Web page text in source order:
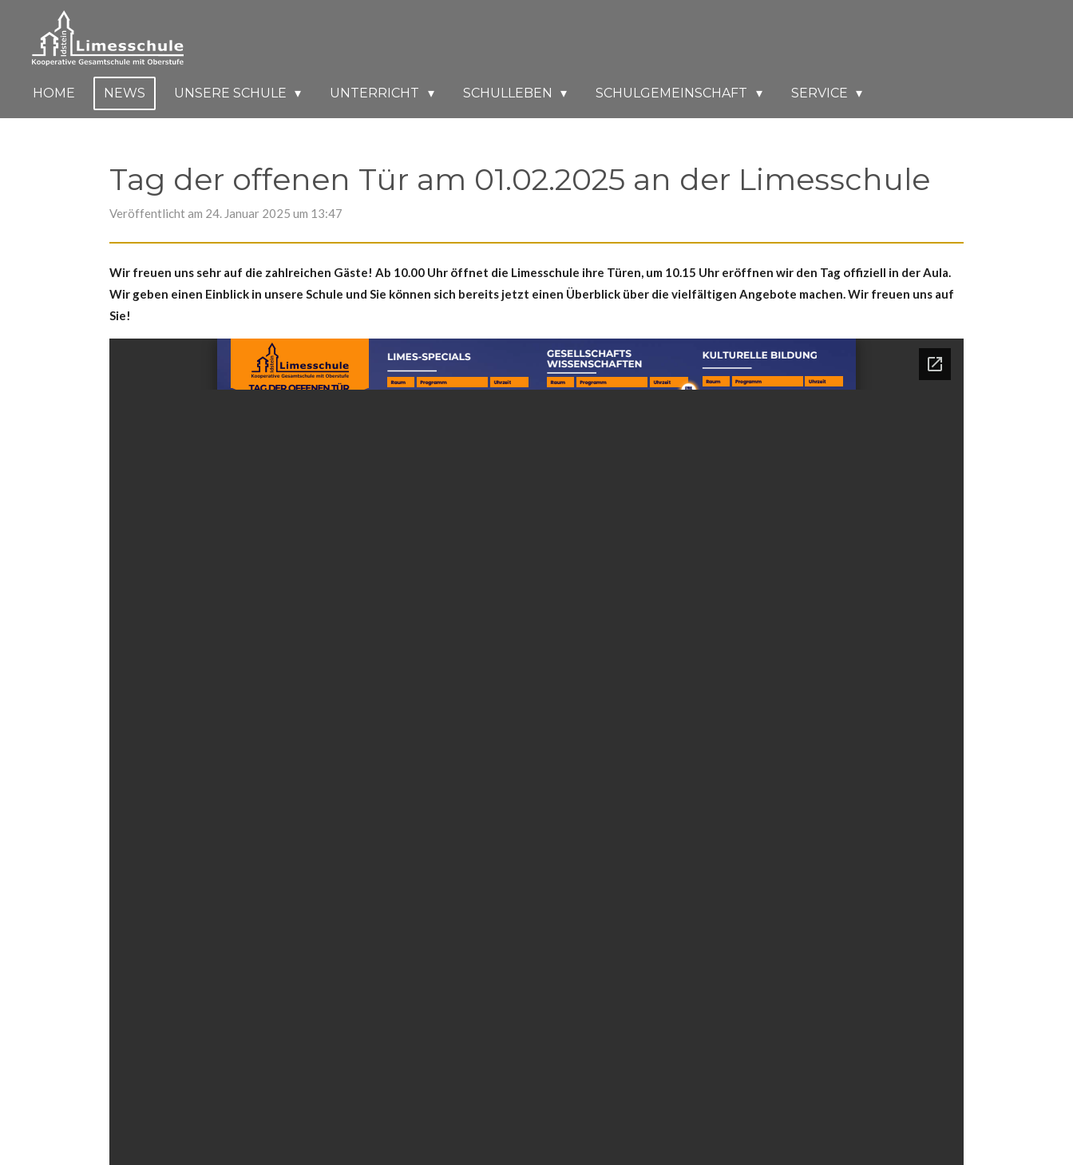
Hauptinhalt
springen
HOME NEWS UNSERE SCHULE UNTERRICHT SCHULLEBEN SCHULGEMEINSCHAFT SERVICE
Tag der offenen Tür am 01.02.2025 an der Limesschule
Veröffentlicht am 24. Januar 2025 um 13:47
Wir freuen uns sehr auf die zahlreichen Gäste! Ab 10.00 Uhr öffnet die Limesschule ihre Türen, um 10.15 Uhr eröffnen wir den Tag offiziell in der Aula.
Wir geben einen Einblick in unsere Schule und Sie können sich bereits jetzt einen Überblick über die vielfältigen Angebote machen.Wir freuen uns auf
Sie!